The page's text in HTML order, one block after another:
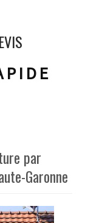
par
Garonne